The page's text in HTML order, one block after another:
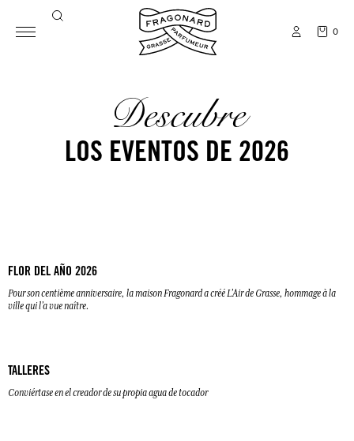
0
Descubre
LOS EVENTOS DE 2026
FLOR DEL AÑO 2026
Pour son centième anniversaire, la maison Fragonard a créé L’Air de Grasse, hommage à la
ville qui l’a vue naître.
TALLERES
Conviértase en el creador de su propia agua de tocador